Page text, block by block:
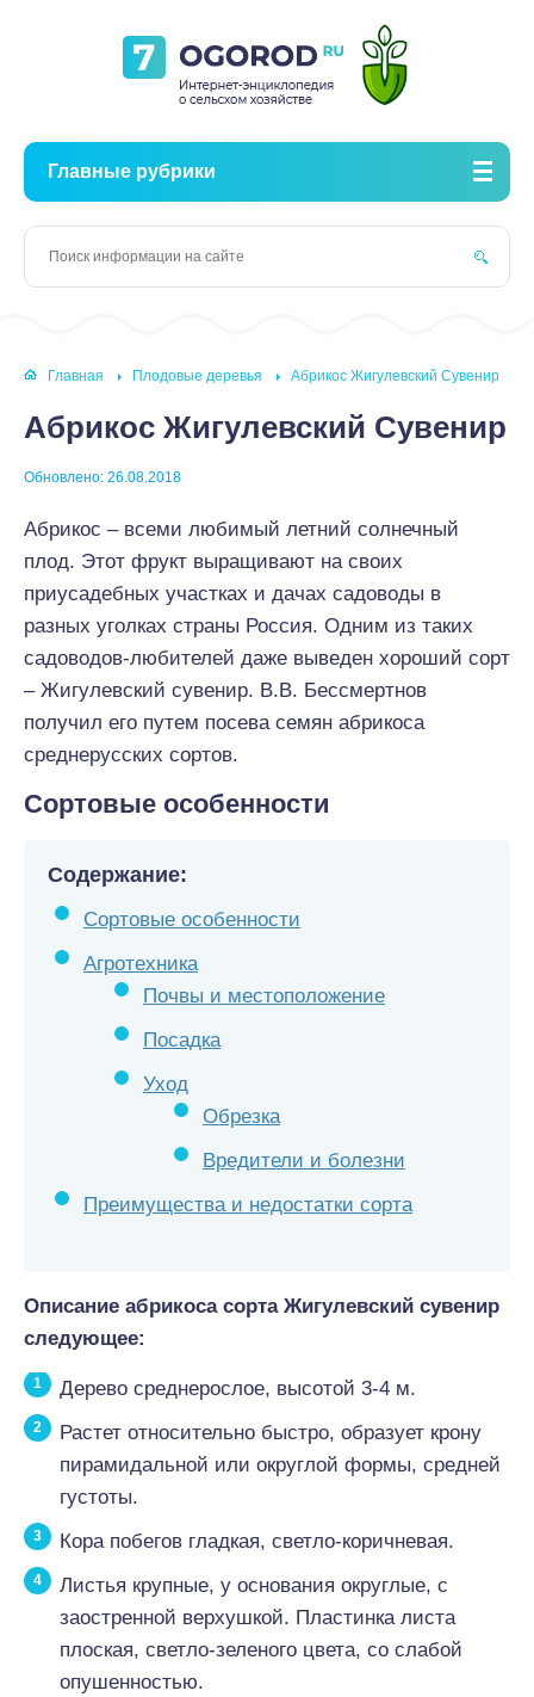
Главные рубрики
Главная Плодовые деревья Абрикос Жигулевский Сувенир
Абрикос Жигулевский Сувенир
Обновлено: 26.08.2018
Абрикос – всеми любимый летний солнечный
плод. Этот фрукт выращивают на своих
приусадебных участках и дачах садоводы в
разных уголках страны Россия. Одним из таких
садоводов-любителей даже выведен хороший сорт
– Жигулевский сувенир. В.В. Бессмертнов
получил его путем посева семян абрикоса
среднерусских сортов.
Сортовые особенности
Содержание:
Сортовые особенности
Агротехника
Почвы и местоположение
Посадка
Уход
Обрезка
Вредители и болезни
Преимущества и недостатки сорта
Описание абрикоса сорта Жигулевский сувенир
следующее:
Дерево среднерослое, высотой 3-4 м.
Растет относительно быстро, образует крону
пирамидальной или округлой формы, средней
густоты.
Кора побегов гладкая, светло-коричневая.
Листья крупные, у основания округлые, с
заостренной верхушкой. Пластинка листа
плоская, светло-зеленого цвета, со слабой
опушенностью.